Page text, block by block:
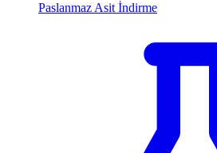
Paslanmaz Asit İndirme